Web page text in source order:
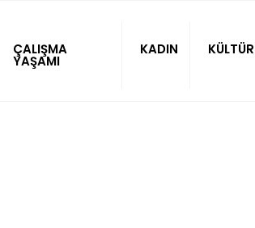
ÇALIŞMA
YAŞAMI
KADIN KÜLTÜR